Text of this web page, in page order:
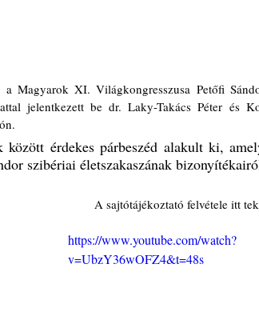
a Magyarok XI. Világkongresszusa Petőfi
jelentkezett be dr. Laky-Takács Péter és
között érdekes párbeszéd alakult ki,
szibériai életszakaszának
A sajtótájékoztató felvétele itt
https://www.youtube.com/watch?
v=UbzY36wOFZ4&t=48s